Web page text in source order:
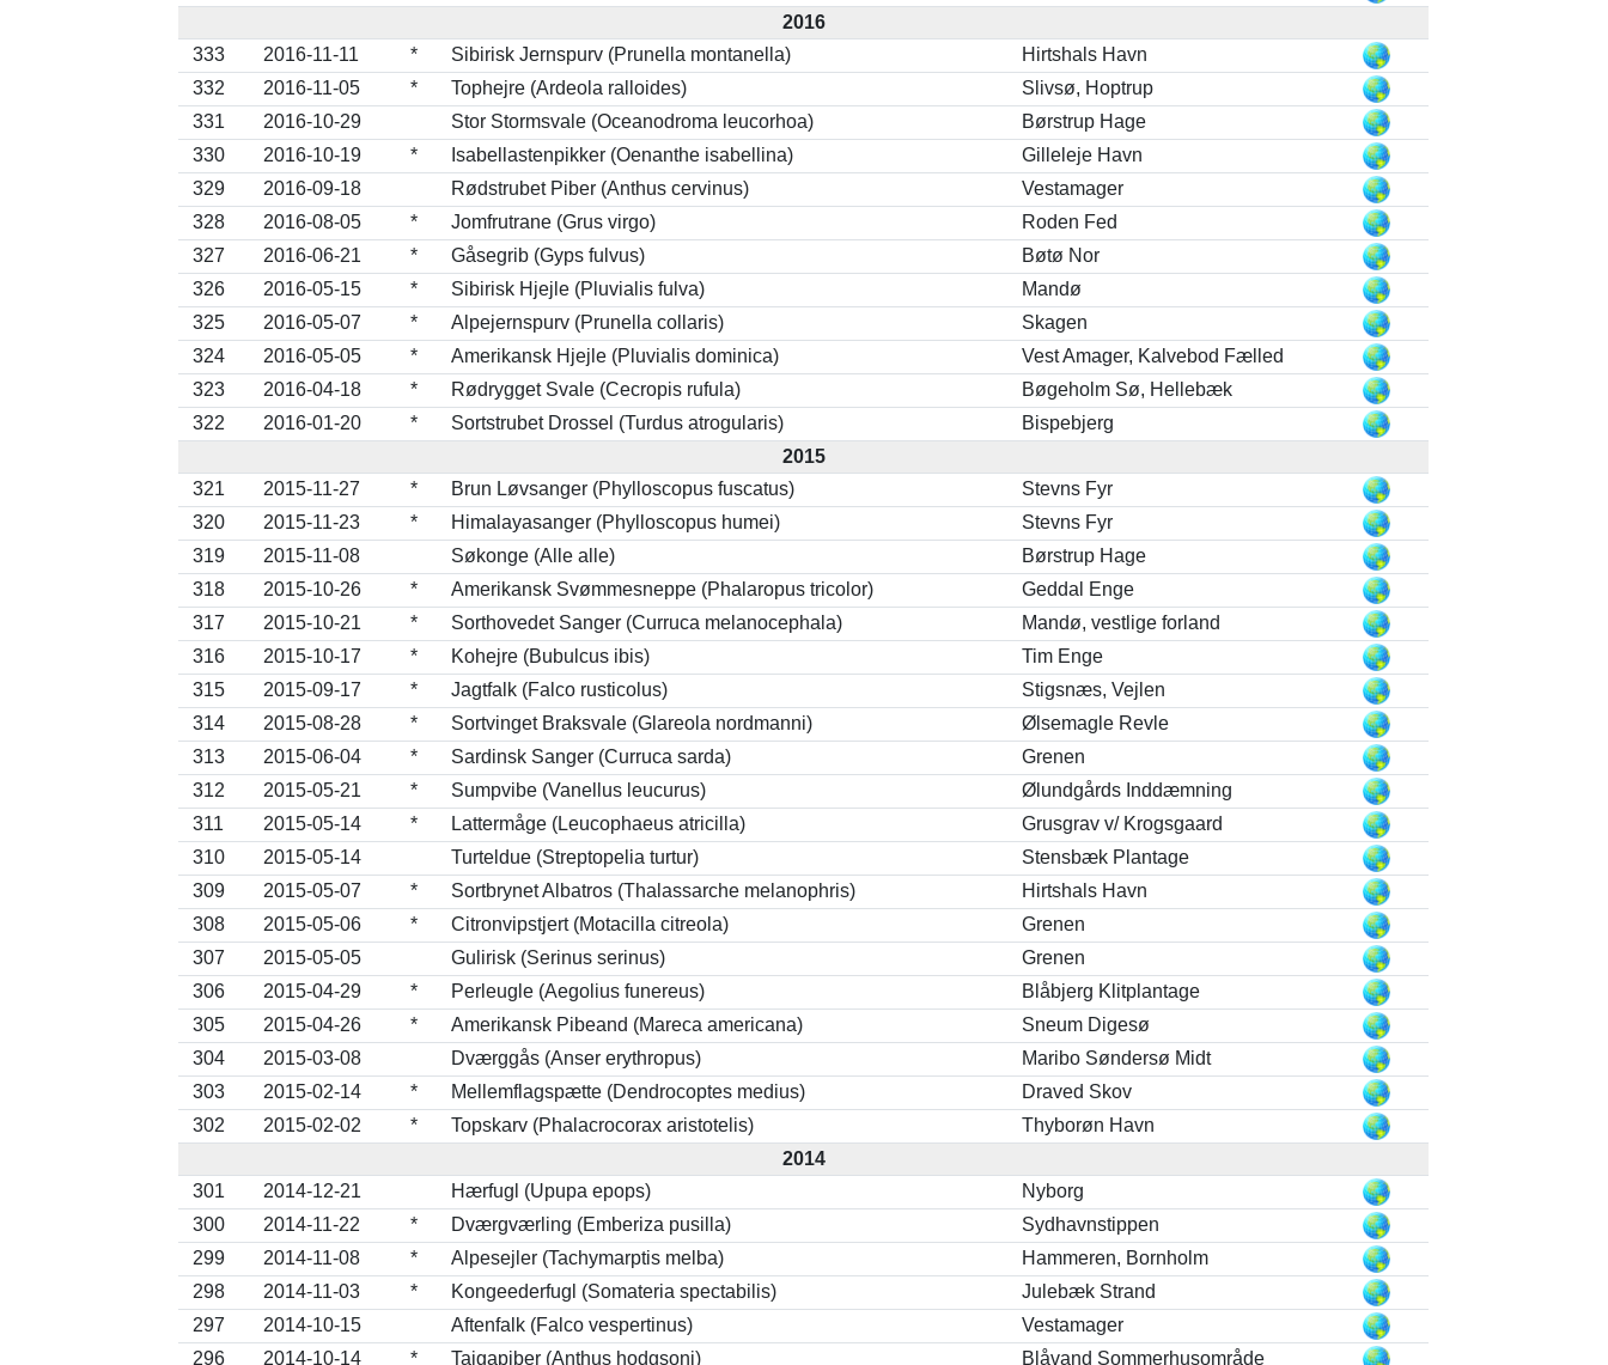
2016
333
2016-11-11 * Sibirisk Jernspurv (Prunella montanella)
Hirtshals Havn
332
2016-11-05 * Tophejre (Ardeola ralloides)
Slivsø, Hoptrup
331
2016-10-29 Stor Stormsvale (Oceanodroma leucorhoa)
Børstrup Hage
330
2016-10-19 * Isabellastenpikker (Oenanthe isabellina)
Gilleleje Havn
329
2016-09-18 Rødstrubet Piber (Anthus cervinus)
Vestamager
328
2016-08-05 * Jomfrutrane (Grus virgo)
Roden Fed
327
2016-06-21 * Gåsegrib (Gyps fulvus)
Bøtø Nor
326
2016-05-15 * Sibirisk Hjejle (Pluvialis fulva)
Mandø
325
2016-05-07 * Alpejernspurv (Prunella collaris)
Skagen
324
2016-05-05 * Amerikansk Hjejle (Pluvialis dominica)
Vest Amager, Kalvebod Fælled
323
2016-04-18 * Rødrygget Svale (Cecropis rufula)
Bøgeholm Sø, Hellebæk
322
2016-01-20 * Sortstrubet Drossel (Turdus atrogularis)
Bispebjerg
2015
321
2015-11-27 * Brun Løvsanger (Phylloscopus fuscatus)
Stevns Fyr
320
2015-11-23 * Himalayasanger (Phylloscopus humei)
Stevns Fyr
319
2015-11-08 Søkonge (Alle alle)
Børstrup Hage
318
2015-10-26 * Amerikansk Svømmesneppe (Phalaropus tricolor)
Geddal Enge
317
2015-10-21 * Sorthovedet Sanger (Curruca melanocephala)
Mandø, vestlige forland
316
2015-10-17 * Kohejre (Bubulcus ibis)
Tim Enge
315
2015-09-17 * Jagtfalk (Falco rusticolus)
Stigsnæs, Vejlen
314
2015-08-28 * Sortvinget Braksvale (Glareola nordmanni)
Ølsemagle Revle
313
2015-06-04 * Sardinsk Sanger (Curruca sarda)
Grenen
312
2015-05-21 * Sumpvibe (Vanellus leucurus)
Ølundgårds Inddæmning
311
2015-05-14 * Lattermåge (Leucophaeus atricilla)
Grusgrav v/ Krogsgaard
310
2015-05-14 Turteldue (Streptopelia turtur)
Stensbæk Plantage
309
2015-05-07 * Sortbrynet Albatros (Thalassarche melanophris)
Hirtshals Havn
308
2015-05-06 * Citronvipstjert (Motacilla citreola)
Grenen
307
2015-05-05 Gulirisk (Serinus serinus)
Grenen
306
2015-04-29 * Perleugle (Aegolius funereus)
Blåbjerg Klitplantage
305
2015-04-26 * Amerikansk Pibeand (Mareca americana)
Sneum Digesø
304
2015-03-08 Dværggås (Anser erythropus)
Maribo Søndersø Midt
303
2015-02-14 * Mellemflagspætte (Dendrocoptes medius)
Draved Skov
302
2015-02-02 * Topskarv (Phalacrocorax aristotelis)
Thyborøn Havn
2014
301
2014-12-21 Hærfugl (Upupa epops)
Nyborg
300
2014-11-22 * Dværgværling (Emberiza pusilla)
Sydhavnstippen
299
2014-11-08 * Alpesejler (Tachymarptis melba)
Hammeren, Bornholm
298
2014-11-03 * Kongeederfugl (Somateria spectabilis)
Julebæk Strand
297
2014-10-15 Aftenfalk (Falco vespertinus)
Vestamager
296
2014-10-14 * Tajgapiber (Anthus hodgsoni) Blåvand Sommerhusområde